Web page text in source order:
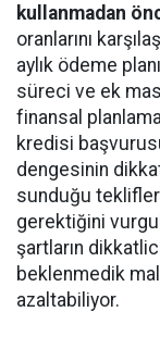
kullanmadan
oranlarını
aylık ödeme
süreci ve ek
finansal
kredisi
dengesinin
sunduğu
gerektiğini
şartların
beklenmedik
azaltabiliyor.